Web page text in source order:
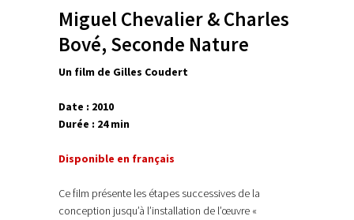
Miguel Chevalier & Charles
Bové, Seconde Nature
Un film de Gilles Coudert
Date : 2010
Durée : 24 min
Disponible en français
Ce film présente les étapes successives de la
conception jusqu’à l’installation de l’œuvre «